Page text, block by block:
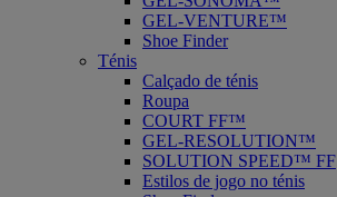
GEL-VENTURE™
Shoe Finder
Ténis
Calçado de ténis
Roupa
COURT FF™
GEL-RESOLUTION™
SOLUTION SPEED™ FF
Estilos de jogo no ténis